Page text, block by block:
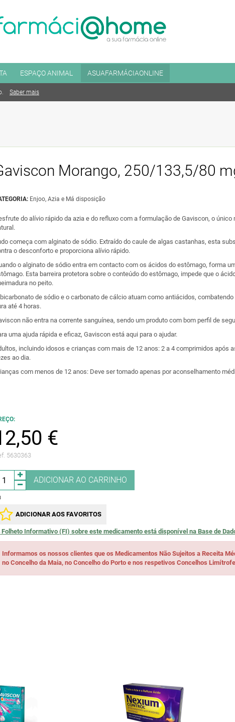
ESPAÇO ANIMAL ASUAFARMÁCIAONLINE
Saber mais
Morango, 250/133,5/80
Enjoo, Azia e Má disposição
do alívio rápido da azia e do refluxo com a formulação de Gaviscon, o
começa com alginato de sódio. Extraído do caule de algas castanhas, esta
o desconforto e proporciona alívio rápido.
o alginato de sódio entra em contacto com os ácidos do estômago, forma
Esta barreira protetora sobre o conteúdo do estômago, impede que o
no peito.
de sódio e o carbonato de cálcio atuam como antiácidos,
até 4 horas.
não entra na corrente sanguínea, sendo um produto com bom perfil de
uma ajuda rápida e eficaz, Gaviscon está aqui para o ajudar.
incluindo idosos e crianças com mais de 12 anos: 2 a 4 comprimidos após
ao dia.
com menos de 12 anos: Deve ser tomado apenas por aconselhamento
€
5630363
ADICIONAR AO CARRINHO
ADICIONAR AOS FAVORITOS
Folheto Informativo (FI) sobre este medicamento está disponível na Base de
Informamos os nossos clientes que os Medicamentos Não Sujeitos a Receita
no Concelho da Maia, no Concelho do Porto e nos respetivos Concelhos